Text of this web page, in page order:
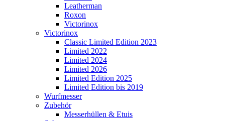
Leatherman
Roxon
Victorinox
Victorinox
Classic Limited Edition 2023
Limited 2022
Limited 2024
Limited 2026
Limited Edition 2025
Limited Edition bis 2019
Wurfmesser
Zubehör
Messerhüllen & Etuis